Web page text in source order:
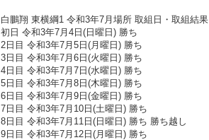
白鵬翔 東横綱1 令和3年7月場所 取組日・取組結果
初日 令和3年7月4日(日曜日) 勝ち
2日目 令和3年7月5日(月曜日) 勝ち
3日目 令和3年7月6日(火曜日) 勝ち
4日目 令和3年7月7日(水曜日) 勝ち
5日目 令和3年7月8日(木曜日) 勝ち
6日目 令和3年7月9日(金曜日) 勝ち
7日目 令和3年7月10日(土曜日) 勝ち
8日目 令和3年7月11日(日曜日) 勝ち 勝ち越し
9日目 令和3年7月12日(月曜日) 勝ち